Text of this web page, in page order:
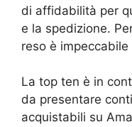
di affidabilità per
e la spedizione.
reso è
La top ten è in
da presentare
acquistabili su